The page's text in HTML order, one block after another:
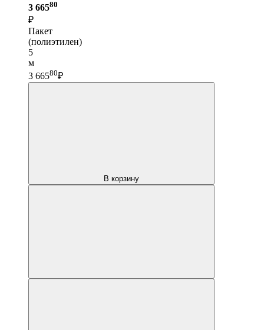
3 66580
₽
Пакет
(полиэтилен)
5
м
3 66580₽
В корзину